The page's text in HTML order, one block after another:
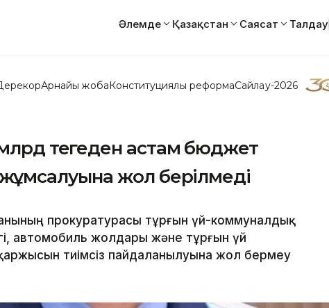
Әлемде Қазақстан Саясат Талдау
Арнайы жобаКонституциялық реформаСайлау-2026
теңгеден астам бюджет
жұмсалуына жол берілмеді
прокуратурасы тұрғын үй-коммуналдық
автомобиль жолдары және тұрғын үй
тиімсіз пайдаланылуына жол бермеу